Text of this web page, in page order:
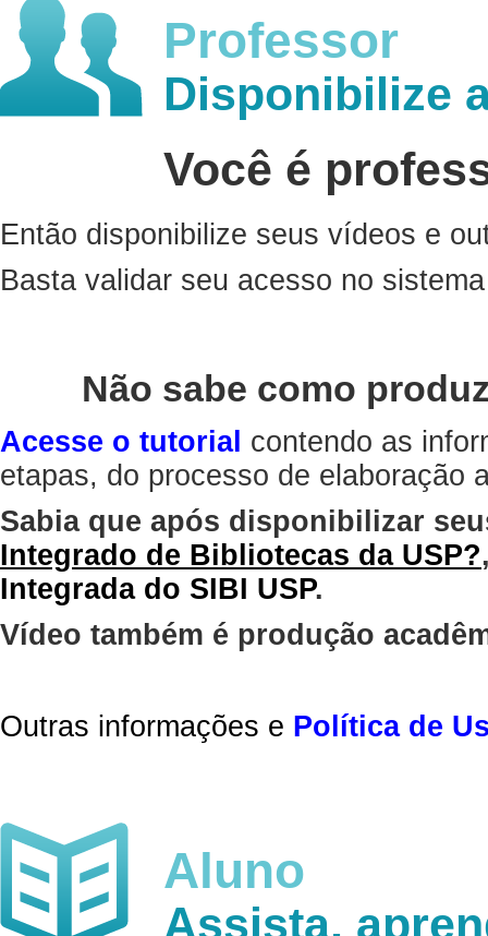
Professor
Disponibilize
Você é
Então disponibilize seus vídeos e
Basta validar seu acesso no
Não sabe como
Acesse o tutorial contendo as
etapas, do processo de elaboração
Sabia que após disponibilizar
Integrado de Bibliotecas da USP?
Integrada do SIBI USP.
Vídeo também é produção
Outras informações e Política de
Aluno
Assista,